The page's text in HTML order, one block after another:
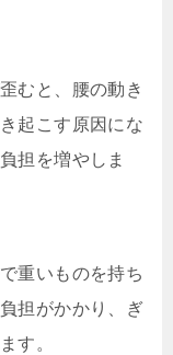
むと、腰の動き
起こす原因にな
担を増やしま
重いものを持ち
担がかかり、ぎ
す。